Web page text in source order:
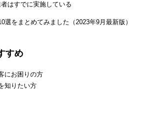
はすでに実施している
選をまとめてみました（2023年9月最新版）
すめ
にお困りの方
知りたい方